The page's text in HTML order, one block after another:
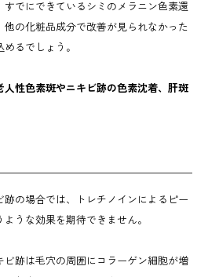
でにできているシミのメラニン色素還
の化粧品成分で改善が見られなかった
るでしょう。
人性色素斑やニキビ跡の色素沈着、肝斑
の場合では、トレチノインによるピー
うな効果を期待できません。
跡は毛穴の周囲にコラーゲン細胞が増